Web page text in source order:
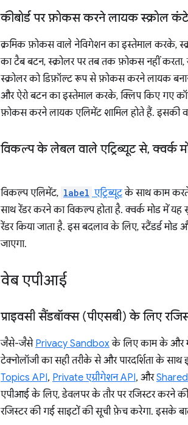
कीबोर्ड पर फ़ोकस करने लायक स्क्रोल
क्रमिक फ़ोकस वाले नेविगेशन का इस्तेमाल करके,
का टैब बटन, स्क्रोलर पर तब तक फ़ोकस नहीं
स्क्रोलर को डिफ़ॉल्ट रूप से फ़ोकस करने लायक
और ऐरो बटन का इस्तेमाल करके, क्लिप किए गए
फ़ोकस करने लायक एलिमेंट शामिल होते हैं. इसकी
विकल्प के लेबल वाले एट्रिब्यूट से, क्वर्क
विकल्प एलिमेंट, label एट्रिब्यूटके साथ काम करते
साथ रेंडर करने का विकल्प होता है. क्वर्क मोड में
रेंडर किया जाता है. इस बदलाव के लिए, स्टैंडर्ड मोड
जाएगा.
वेब एपीआई
प्राइवसी सैंडबॉक्स (पीएसबी) के लिए
जैसे-जैसे Privacy Sandboxके लिए काम के और
टेक्नोलॉजी का सही तरीके से और पारदर्शिता के
Topics API, Private एग्रीगेशन API, और
एपीआई के लिए, डेवलपर के तौर पर रजिस्टर करने
रजिस्टर की गई साइटों की सूची फ़ेच करेगा. इसके